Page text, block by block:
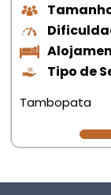
Tipo de
Tambopata